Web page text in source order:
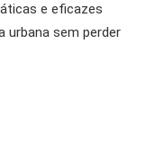
e eficazes
urbana sem perder